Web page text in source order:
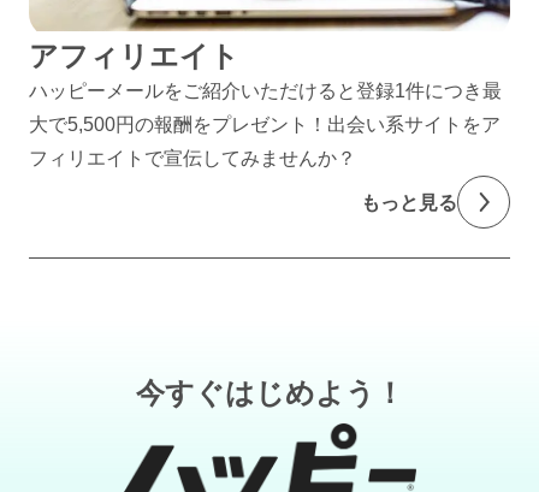
アフィリエイト
ハッピーメールをご紹介いただけると登録1件につき最
大で5,500円の報酬をプレゼント！出会い系サイトをア
フィリエイトで宣伝してみませんか？
もっと見る
今すぐはじめよう！